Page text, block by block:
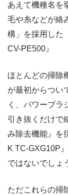
あえて機種名を
毛や糸などが絡
構」を採用した
CV-PE500』
ほとんどの掃除
が最初からつい
く、パワーブラ
引き抜くだけで
み除去機能』を
K TC-GXG10P
ではないでしょ
ただこれらの掃